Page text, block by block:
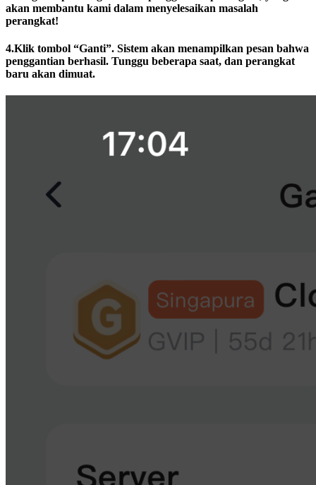
akan membantu kami dalam menyelesaikan masalah
perangkat!
4.Klik tombol “Ganti”. Sistem akan menampilkan pesan bahwa
penggantian berhasil. Tunggu beberapa saat, dan perangkat
baru akan dimuat.